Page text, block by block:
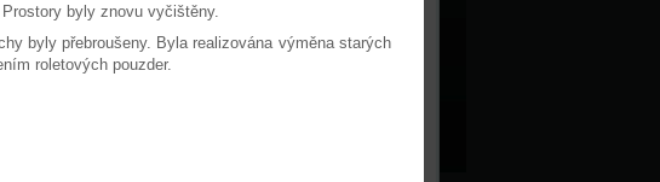
byly znovu vyčištěny.
byly přebroušeny. Byla realizována výměna starých
roletových pouzder.